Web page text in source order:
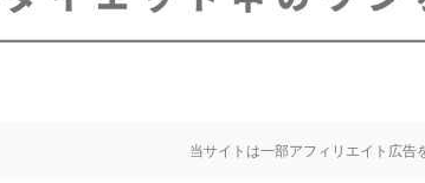
当サイトは一部アフィリエイト広告